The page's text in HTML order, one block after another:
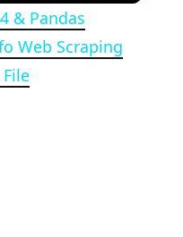
& Pandas
Web Scraping